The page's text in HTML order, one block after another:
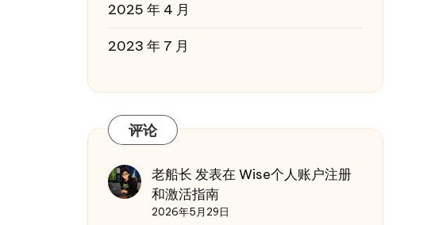
2025 年 4 月
2023 年 7 月
评论
老船长 发表在Wise个人账户注册
和激活指南
2026年5月29日